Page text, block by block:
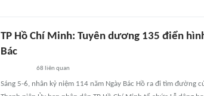
TP Hồ Chí Minh: Tuyên dương 135 điển
Bác
68 liên quan
Sáng 5-6, nhân kỷ niệm 114 năm Ngày Bác Hồ ra đi tìm